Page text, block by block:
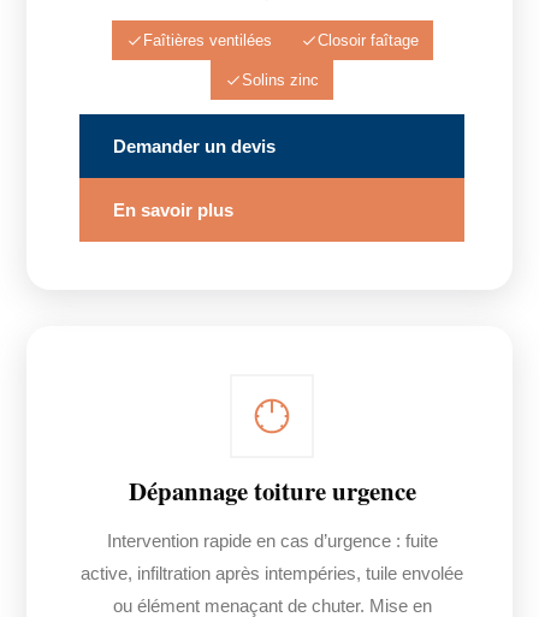
Faîtières ventilées Closoir faîtage
Solins zinc
Demander un devis
En savoir plus
Dépannage toiture urgence
Intervention rapide en cas d’urgence : fuite
active, infiltration après intempéries, tuile envolée
ou élément menaçant de chuter. Mise en